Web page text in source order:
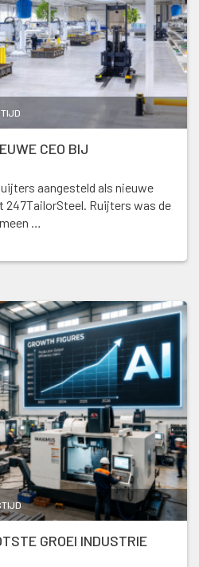
CEO BIJ
aangesteld als nieuwe
247TailorSteel. Ruijters was de
…
GROEI INDUSTRIE